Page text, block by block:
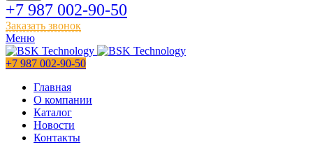
+7 987 002-90-50
Заказать звонок
Меню
+7 987 002-90-50
Главная
О компании
Каталог
Новости
Контакты